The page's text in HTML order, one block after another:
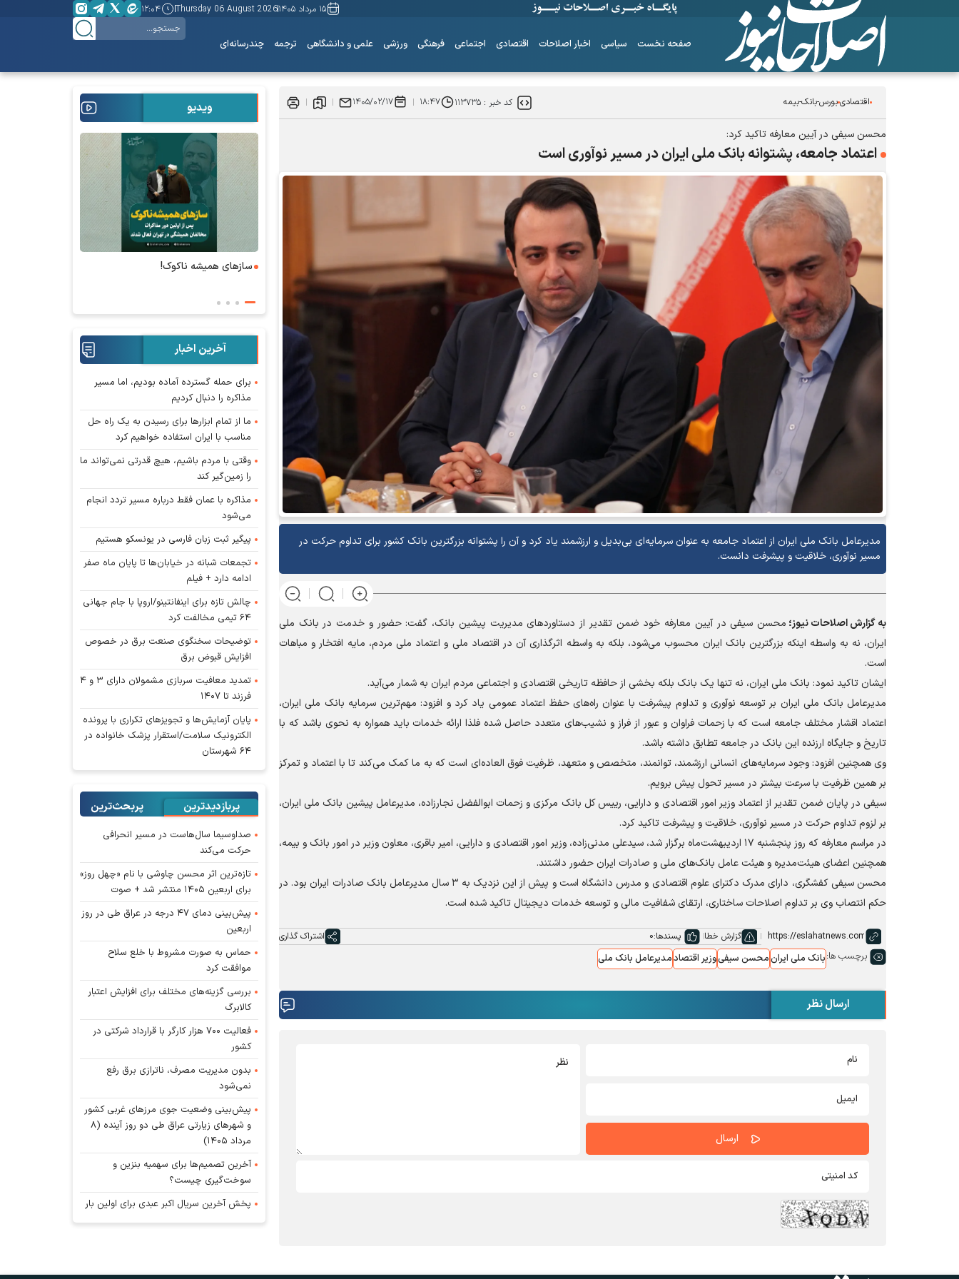
۱۵ مرداد ۱۴۰۵ Thursday 06 August 2026 ۱۲:۰۴
صفحه نخست سیاسی اخبار اصلاحات اقتصادی اجتماعی فرهنگی ورزشی علمی و دانشگاهی ترجمه چندرسانه‌ای
اقتصادیبورس-بانک-بیمه کد خبر :۱۱۳۷۳۵ ۱۸:۴۷ ۱۴۰۵/۰۲/۱۷
محسن سیفی در آیین معارفه تاکید کرد:
اعتماد جامعه، پشتوانه بانک ملی ایران در مسیر نوآوری است
مدیرعامل بانک ملی ایران از اعتماد جامعه به عنوان سرمایه‌ای بی‌بدیل و ارزشمند یاد کرد و آن را پشتوانه بزرگترین بانک کشور برای تداوم حرکت در
مسیر نوآوری، خلاقیت و پیشرفت دانست.
به گزارشاصلاحات نیوز؛ محسن سیفی در آیین معارفه خود ضمن تقدیر از دستاورد‌های مدیریت پیشین بانک، گفت: حضور و خدمت در بانک ملی
ایران، نه به واسطه اینکه بزرگترین بانک ایران محسوب می‌شود، بلکه به واسطه اثرگذاری آن در اقتصاد ملی و اعتماد ملی مردم، مایه افتخار و مباهات
است.
ایشان تاکید نمود: بانک ملی ایران، نه تنها یک بانک بلکه بخشی از حافظه تاریخی اقتصادی و اجتماعی مردم ایران به شمار می‌آید.
مدیرعامل بانک ملی ایران بر توسعه نوآوری و تداوم پیشرفت با عنوان راه‌های حفظ اعتماد عمومی یاد کرد و افزود: مهم‌ترین سرمایه بانک ملی ایران،
اعتماد اقشار مختلف جامعه است که با زحمات فراوان و عبور از فراز و نشیب‌های متعدد حاصل شده فلذا ارائه خدمات باید همواره به نحوی باشد که با
تاریخ و جایگاه ارزنده این بانک در جامعه تطابق داشته باشد.
وی همچنین افزود: وجود سرمایه‌های انسانی ارزشمند، توانمند، متخصص و متعهد، ظرفیت فوق العاده‌ای است که به ما کمک می‌کند تا با اعتماد و تمرکز
بر همین ظرفیت با سرعت بیشتر در مسیر تحول پیش برویم.
سیفی در پایان ضمن تقدیر از اعتماد وزیر امور اقتصادی و دارایی، رییس کل بانک مرکزی و زحمات ابوالفضل نجارزاده، مدیرعامل پیشین بانک ملی ایران،
بر لزوم تداوم حرکت در مسیر نوآوری، خلاقیت و پیشرفت تاکید کرد.
در مراسم معارفه که روز پنجشنبه ۱۷ اردیبهشت‌ماه برگزار شد، سیدعلی مدنی‌زاده، وزیر امور اقتصادی و دارایی، امیر باقری، معاون وزیر در امور بانک و بیمه،
همچنین اعضای هیئت‌مدیره و هیئت عامل بانک‌های ملی و صادرات ایران حضور داشتند.
محسن سیفی کفشگری، دارای مدرک دکترای علوم اقتصادی و مدرس دانشگاه است و پیش از این نزدیک به ۳ سال مدیرعامل بانک صادرات ایران بود. در
حکم انتصاب وی بر تداوم اصلاحات ساختاری، ارتقای شفافیت مالی و توسعه خدمات دیجیتال تاکید شده است.
گزارش خطا پسندها:0 اشتراک گذاری
برچسب ها:بانک ملی ایرانمحسن سیفیوزیر اقتصادمدیرعامل بانک ملی
ارسال نظر
ویدیو
ساز‌های همیشه ناکوک!
آخرین اخبار
برای حمله گسترده آماده بودیم، اما مسیر
مذاکره را دنبال کردیم
ما از تمام ابزار‌ها برای رسیدن به یک راه حل
مناسب با ایران استفاده خواهیم کرد
وقتی با مردم باشیم، هیچ قدرتی نمی‌تواند ما
را زمین‌گیر کند
مذاکره با عمان فقط درباره مسیر تردد انجام
می‌شود
پیگیر ثبت زبان فارسی در یونسکو هستیم
تجمعات شبانه در خیابان‌ها تا پایان ماه صفر
ادامه دارد + فیلم
چالش تازه برای اینفانتینو/اروپا با جام جهانی
۶۴ تیمی مخالفت کرد
توضیحات سخنگوی صنعت برق در خصوص
افزایش قبوض برق
تمدید معافیت سربازی مشمولان دارای ۳ و ۴
فرزند تا ۱۴۰۷
پایان آزمایش‌ها و تجویز‌های تکراری با پرونده
الکترونیک سلامت/استقرار پزشک خانواده در
۶۴ شهرستان
پربازدیدترین پربحث‌ترین‌
صداوسیما سال‌هاست در مسیر انحرافی
حرکت می‌کند
تازه‌ترین اثر محسن چاوشی با نام «چهل روز»
برای اربعین ۱۴۰۵ منتشر شد + صوت
پیش‌بینی دمای ۴۷ درجه در عراق طی در روز
اربعین
حماس به صورت مشروط با خلع سلاح
موافقت کرد
بررسی گزینه‌های مختلف برای افزایش اعتبار
کالابرگ
فعالیت ۷۰۰ هزار کارگر با قرارداد شرکتی در
کشور
بدون مدیریت مصرف، ناترازی برق رفع
نمی‌شود
پیش‌بینی وضعیت جوی مرز‌های غربی کشور
و شهر‌های زیارتی عراق طی دو روز آینده (۸
مرداد ۱۴۰۵)
آخرین تصمیم‌ها برای سهمیه بنزین و
سوخت‌گیری چیست؟
پخش آخرین سریال اکبر عبدی برای اولین بار